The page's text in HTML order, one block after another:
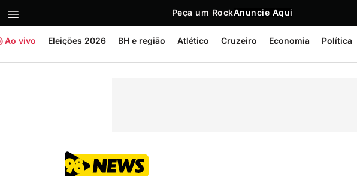
Peça um RockAnuncie Aqui
Ao vivo Eleições 2026 BH e região Atlético Cruzeiro Economia Política